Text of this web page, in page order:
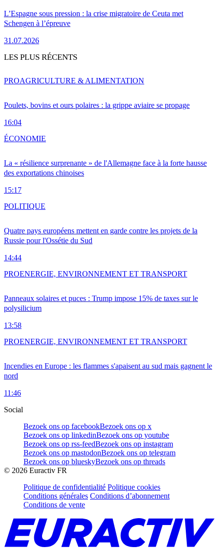
L’Espagne sous pression : la crise migratoire de Ceuta met
Schengen à l’épreuve
31.07.2026
LES PLUS RÉCENTS
Poulets, bovins et ours polaires : la grippe aviaire se propage
16:04
PROAGRICULTURE & ALIMENTATION
La « résilience surprenante » de l'Allemagne face à la forte hausse
des exportations chinoises
15:17
ÉCONOMIE
Quatre pays européens mettent en garde contre les projets de la
Russie pour l'Ossétie du Sud
14:44
POLITIQUE
Panneaux solaires et puces : Trump impose 15% de taxes sur le
polysilicium
13:58
PROENERGIE, ENVIRONNEMENT ET TRANSPORT
Incendies en Europe : les flammes s'apaisent au sud mais gagnent le
nord
11:46
PROENERGIE, ENVIRONNEMENT ET TRANSPORT
Social
Bezoek ons op facebookBezoek ons op x
Bezoek ons op linkedinBezoek ons op youtube
Bezoek ons op rss-feedBezoek ons op instagram
Bezoek ons op mastodonBezoek ons op telegram
Bezoek ons op blueskyBezoek ons op threads
© 2026 Euractiv FR
Politique de confidentialité Politique cookies
Conditions générales Conditions d’abonnement
Conditions de vente